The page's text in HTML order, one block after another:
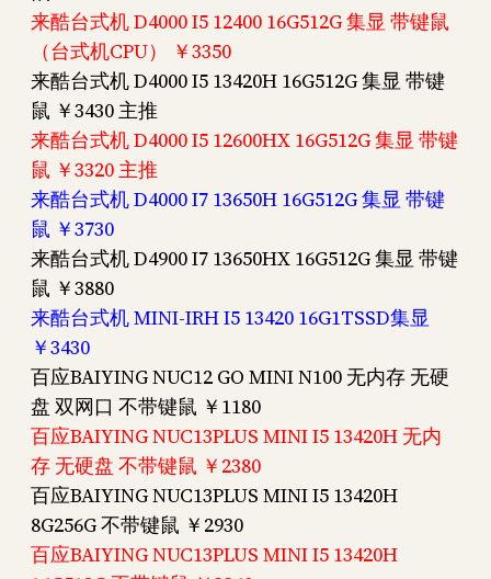
来酷台式机 D4000 I5 12400 16G512G 集显 带键鼠
（台式机CPU） ￥3350
来酷台式机 D4000 I5 13420H 16G512G 集显 带键
鼠 ￥3430 主推
来酷台式机 D4000 I5 12600HX 16G512G 集显 带键
鼠 ￥3320 主推
来酷台式机 D4000 I7 13650H 16G512G 集显 带键
鼠 ￥3730
来酷台式机 D4900 I7 13650HX 16G512G 集显 带键
鼠 ￥3880
来酷台式机 MINI-IRH I5 13420 16G1TSSD集显
￥3430
百应BAIYING NUC12 GO MINI N100 无内存 无硬
盘 双网口 不带键鼠 ￥1180
百应BAIYING NUC13PLUS MINI I5 13420H 无内
存 无硬盘 不带键鼠 ￥2380
百应BAIYING NUC13PLUS MINI I5 13420H
8G256G 不带键鼠 ￥2930
百应BAIYING NUC13PLUS MINI I5 13420H